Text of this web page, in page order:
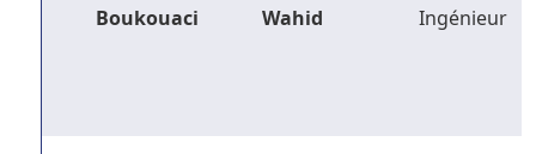
Boukouaci Wahid Ingénieur